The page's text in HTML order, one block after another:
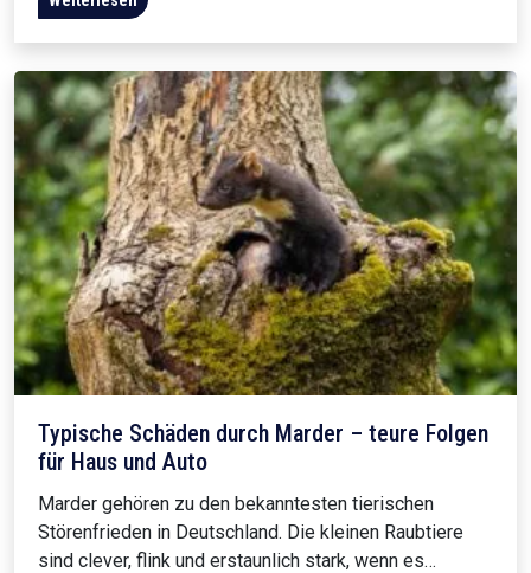
Typische Schäden durch Marder – teure Folgen
für Haus und Auto
Marder gehören zu den bekanntesten tierischen
Störenfrieden in Deutschland. Die kleinen Raubtiere
sind clever, flink und erstaunlich stark, wenn es…